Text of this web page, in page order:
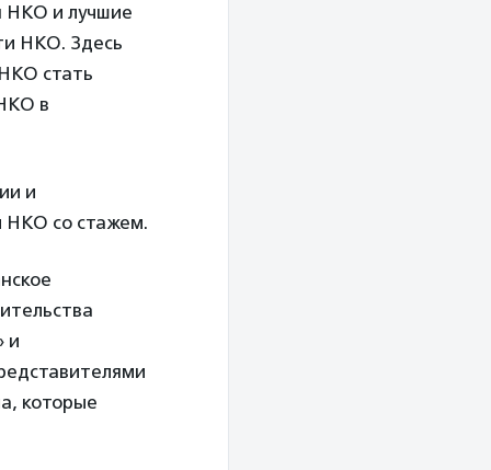
НКО и лучшие
НКО. Здесь
стать
в
и
НКО со стажем.
и
которые